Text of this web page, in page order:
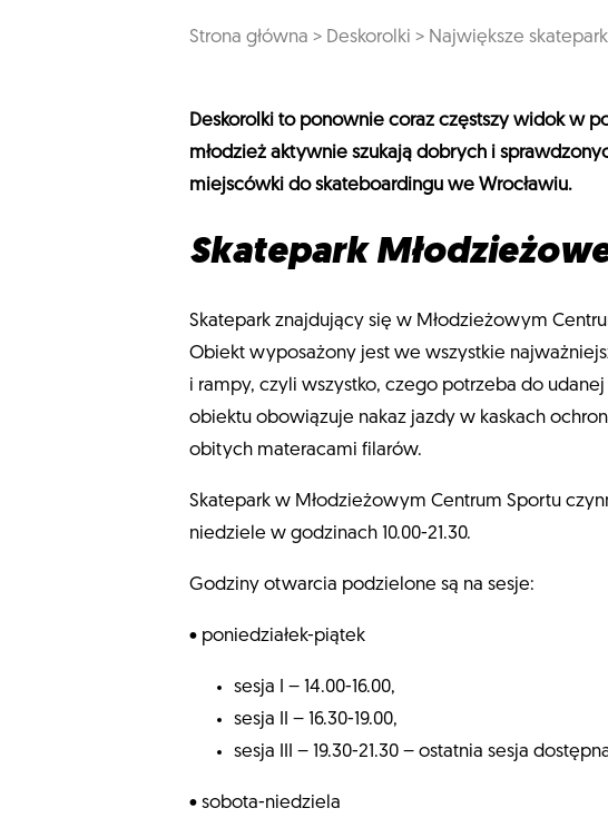
Strona główna > Deskorolki > Największe
Deskorolki to ponownie coraz częstszy widok w
młodzież aktywnie szukają dobrych i
miejscówki do skateboardingu we Wrocławiu.
Skatepark
Skatepark znajdujący się w Młodzieżowym
Obiekt wyposażony jest we wszystkie
i rampy, czyli wszystko, czego potrzeba do
obiektu obowiązuje nakaz jazdy w kaskach
obitych materacami filarów.
Skatepark w Młodzieżowym Centrum Sportu
niedziele w godzinach 10.00-21.30.
Godziny otwarcia podzielone są na sesje:
• poniedziałek-piątek
sesja I – 14.00-16.00,
sesja II – 16.30-19.00,
sesja III – 19.30-21.30 – ostatnia sesja
• sobota-niedziela